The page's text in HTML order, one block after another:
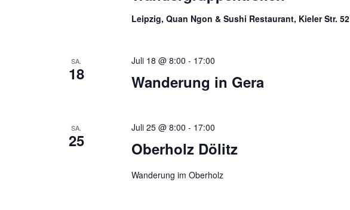
Leipzig, Quan Ngon & Sushi Restaurant, Kieler Str. 52
SA.
18 Wanderung in Gera
Juli 18 @ 8:00 - 17:00
SA.
25 Oberholz Dölitz
Juli 25 @ 8:00 - 17:00
Wanderung im Oberholz